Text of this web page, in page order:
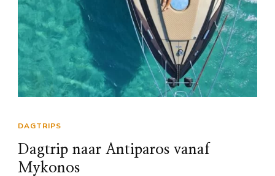
DAGTRIPS
Dagtrip naar Antiparos vanaf
Mykonos